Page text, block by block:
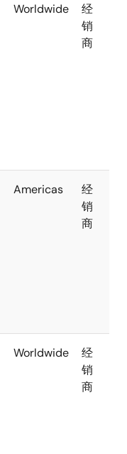
Worldwide
经
销
商
Americas
经
销
商
Worldwide
经
销
商